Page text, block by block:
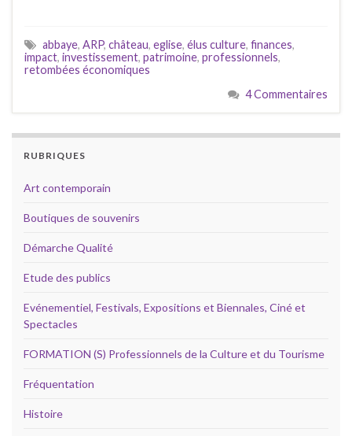
abbaye, ARP, château, eglise, élus culture, finances,
impact, investissement, patrimoine, professionnels,
retombées économiques
4 Commentaires
RUBRIQUES
Art contemporain
Boutiques de souvenirs
Démarche Qualité
Etude des publics
Evénementiel, Festivals, Expositions et Biennales, Ciné et
Spectacles
FORMATION (S) Professionnels de la Culture et du Tourisme
Fréquentation
Histoire